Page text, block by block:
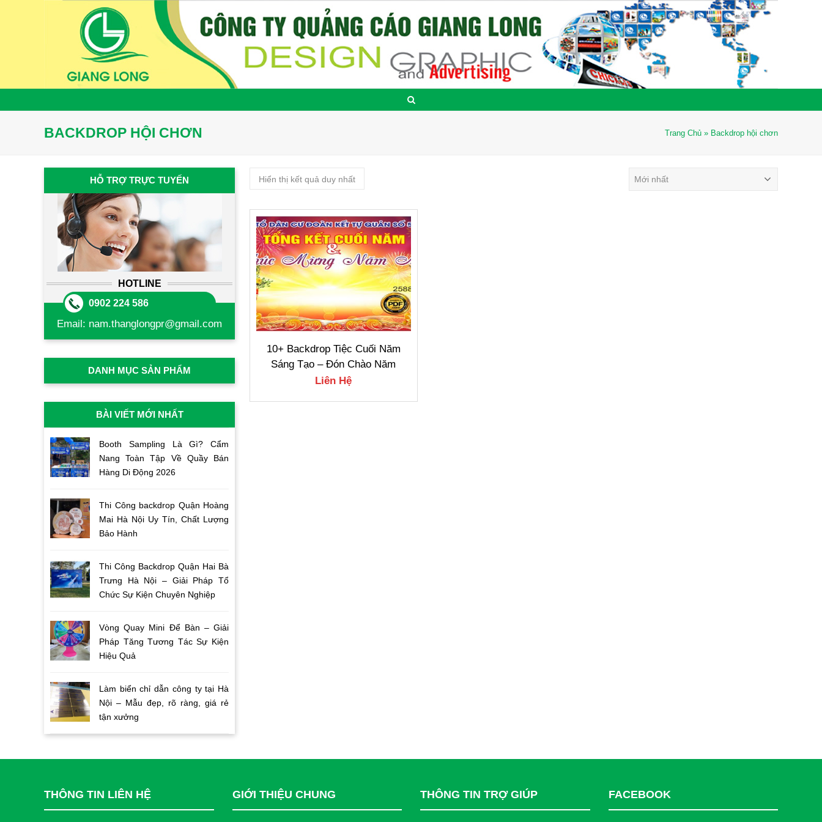
BACKDROP HỘI CHƠN Trang Chủ » Backdrop hội chơn
Hiển thị kết quả duy nhất
10+ Backdrop Tiệc Cuối Năm
Sáng Tạo – Đón Chào Năm
Mới!
Liên Hệ
HỖ TRỢ TRỰC TUYẾN
HOTLINE
0902 224 586
Email: nam.thanglongpr@gmail.com
DANH MỤC SẢN PHẨM
BÀI VIẾT MỚI NHẤT
Booth Sampling Là Gì? Cẩm
Nang Toàn Tập Về Quầy Bán
Hàng Di Động 2026
Thi Công backdrop Quận Hoàng
Mai Hà Nội Uy Tín, Chất Lượng
Bảo Hành
Thi Công Backdrop Quận Hai Bà
Trưng Hà Nội – Giải Pháp Tổ
Chức Sự Kiện Chuyên Nghiệp
Vòng Quay Mini Để Bàn – Giải
Pháp Tăng Tương Tác Sự Kiện
Hiệu Quả
Làm biển chỉ dẫn công ty tại Hà
Nội – Mẫu đẹp, rõ ràng, giá rẻ
tận xưởng
THÔNG TIN LIÊN HỆ GIỚI THIỆU CHUNG THÔNG TIN TRỢ GIÚP FACEBOOK